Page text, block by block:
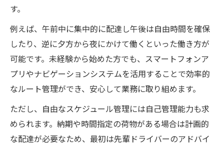
す。
例えば、午前中に集中的に配達し午後は自由時間を確保
したり、逆に夕方から夜にかけて働くといった働き方が
可能です。未経験から始めた方でも、スマートフォンア
プリやナビゲーションシステムを活用することで効率的
なルート管理ができ、安心して業務に取り組めます。
ただし、自由なスケジュール管理には自己管理能力も求
められます。納期や時間指定の荷物がある場合は計画的
な配達が必要なため、最初は先輩ドライバーのアドバイ